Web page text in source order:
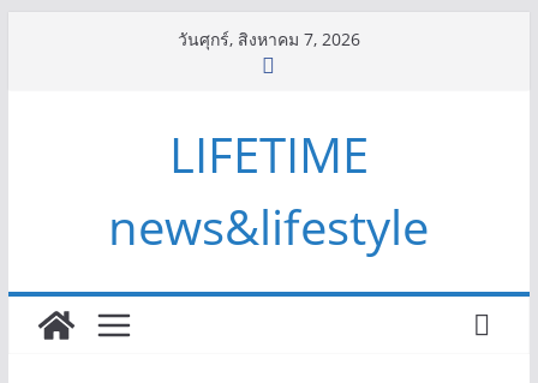
วันศุกร์, สิงหาคม 7, 2026
LIFETIME
news&lifestyle